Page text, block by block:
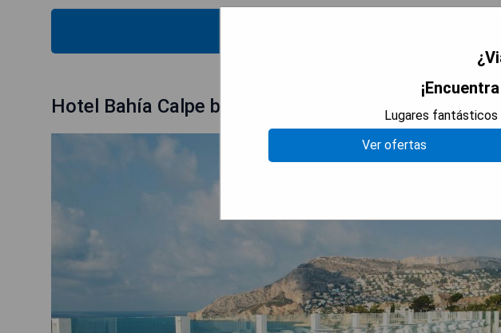
Hotel Bahía Calpe by Pierre & VacancesLugares
Ver ofertas